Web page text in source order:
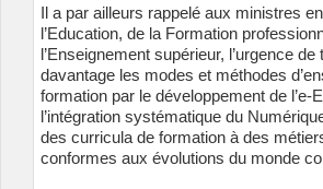
Il a par ailleurs rappelé aux ministres
l’Education, de la Formation
l’Enseignement supérieur, l’urgence
davantage les modes et méthodes
formation par le développement de l’e-
l’intégration systématique du
des curricula de formation à des
conformes aux évolutions du monde